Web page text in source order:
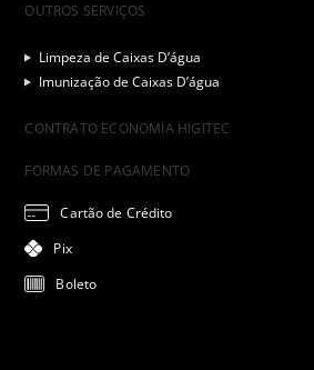
OUTROS SERVIÇOS
Limpeza de Caixas D’água
Imunização de Caixas D’água
CONTRATO ECONOMIA HIGITEC
FORMAS DE PAGAMENTO
Cartão de Crédito
Pix
Boleto